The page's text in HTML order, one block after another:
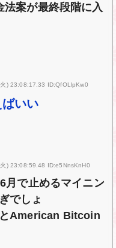
案が最終段階に入
) 23:08:17.33 ID:QfOLlpKw0
いい
) 23:08:59.48 ID:e5NnsKnH0
月で止めるマイニン
でしょ
American Bitcoin